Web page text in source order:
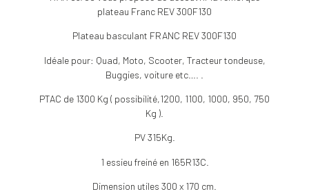
plateau Franc REV 300F130
Plateau basculant FRANC REV 300F130
Idéale pour: Quad, Moto, Scooter, Tracteur tondeuse,
Buggies, voiture etc…. .
PTAC de 1300 Kg ( possibilité,1200, 1100, 1000, 950, 750
Kg ).
PV 315Kg.
1 essieu freiné en 165R13C.
Dimension utiles 300 x 170 cm.